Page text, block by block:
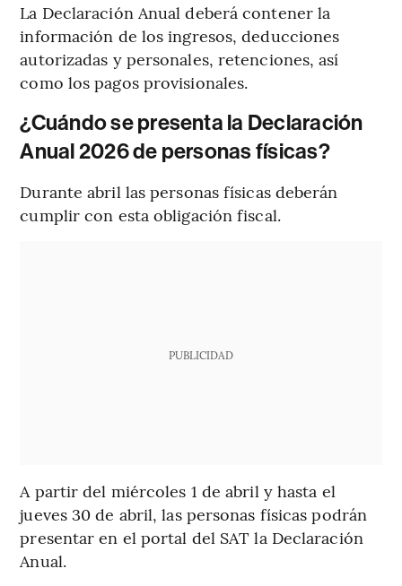
La Declaración Anual deberá contener la
información de los ingresos, deducciones
autorizadas y personales, retenciones, así
como los pagos provisionales.
¿Cuándo se presenta la Declaración
Anual 2026 de personas físicas?
Durante abril las personas físicas deberán
cumplir con esta obligación fiscal.
PUBLICIDAD
A partir del miércoles 1 de abril y hasta el
jueves 30 de abril, las personas físicas podrán
presentar en el portal del SAT la Declaración
Anual.